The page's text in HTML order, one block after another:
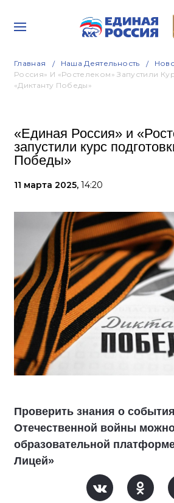
Главная Наша Деятельность
Россия» И «Ростелеком» Запустили
«Диктанту Победы»
«Единая Россия» и
запустили курс
Победы»
11 марта 2025, 14:20
Проверить знания о
Отечественной войны
образовательной
Лицей»